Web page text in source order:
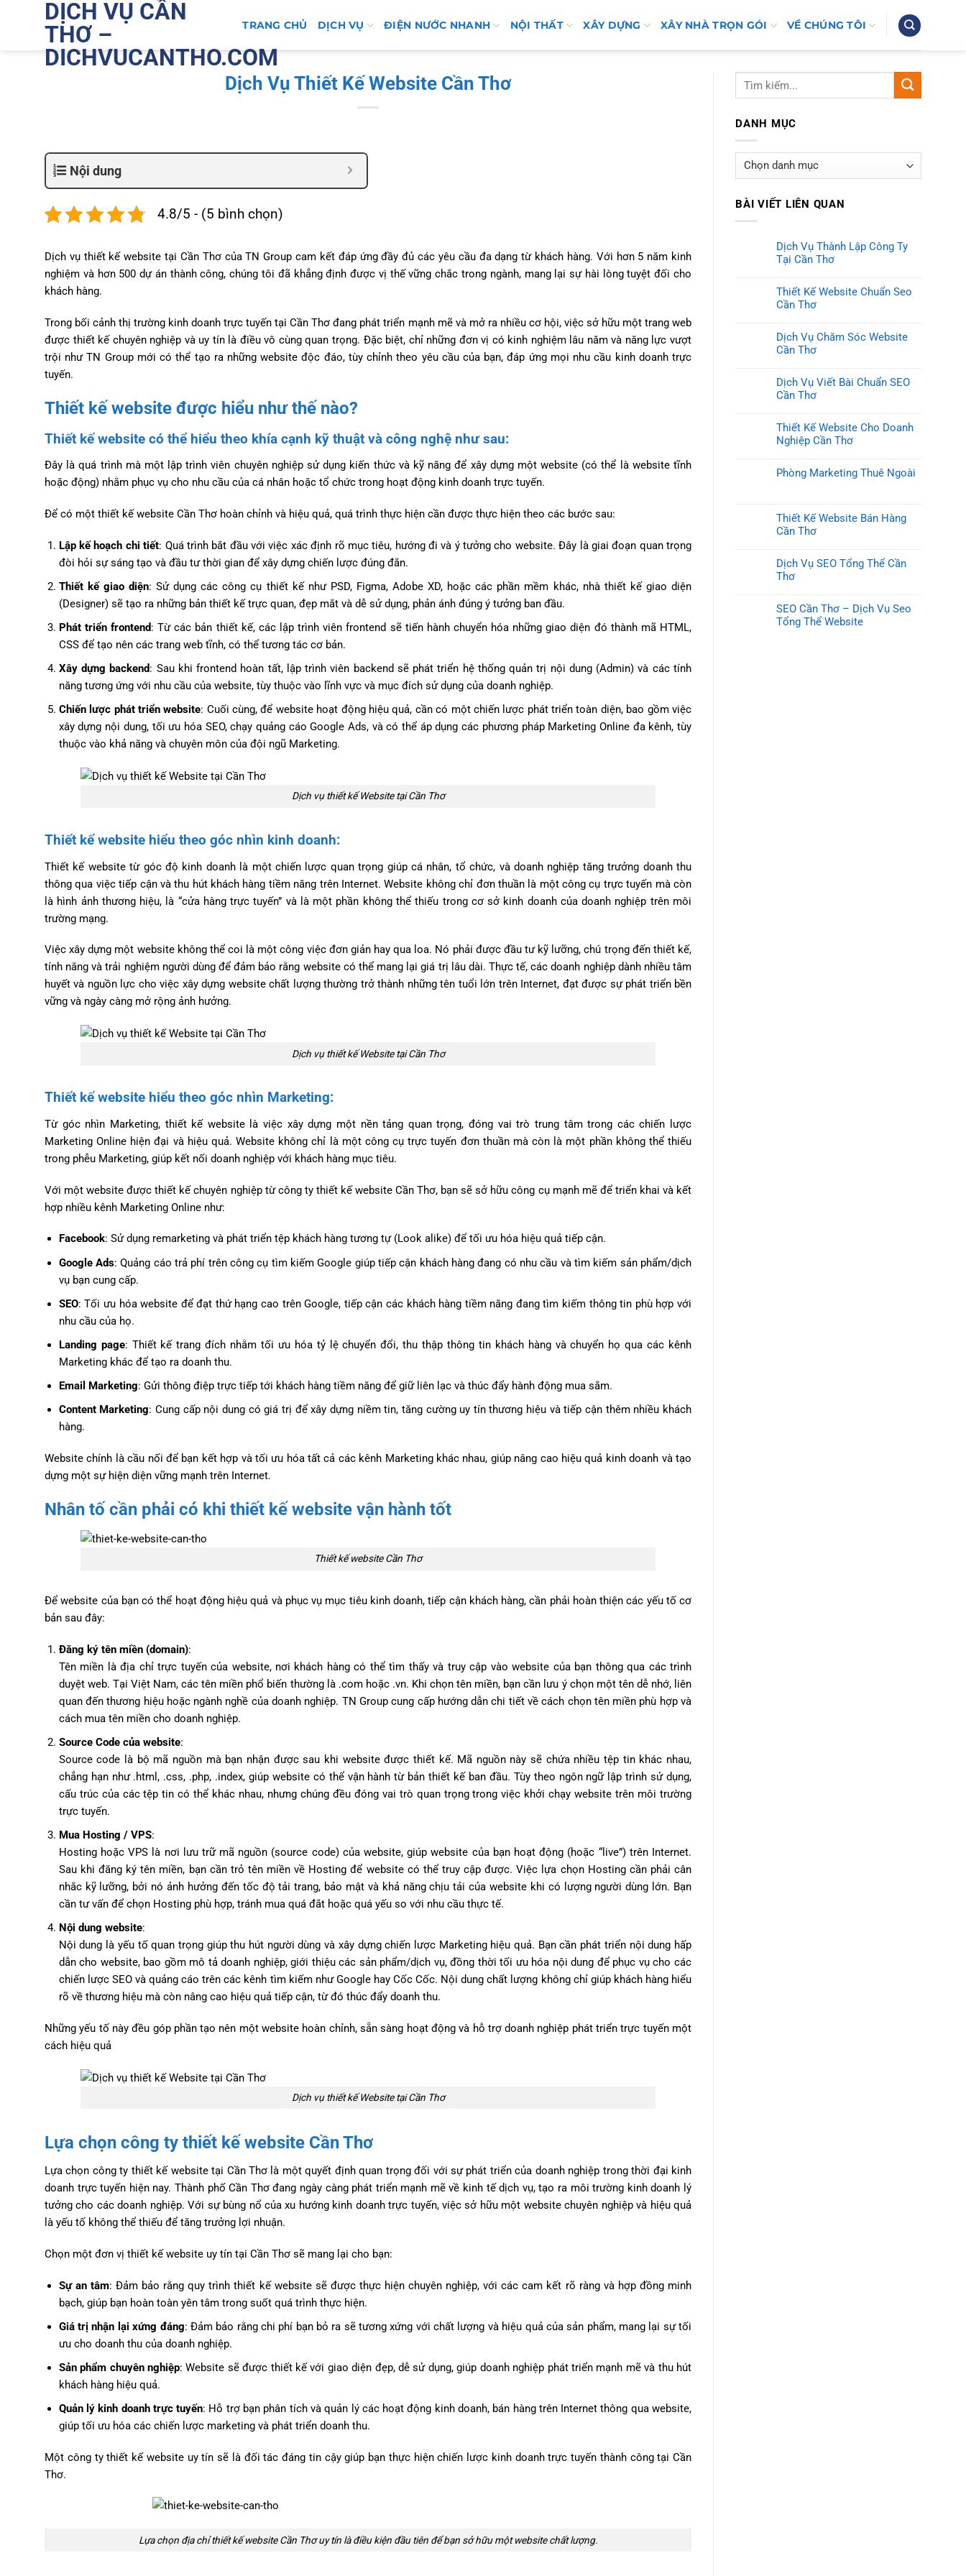
DỊCH VỤ CẦN
THƠ –
DICHVUCANTHO.COM
TRANG CHỦ DỊCH VỤ ĐIỆN NƯỚC NHANH NỘI THẤT XÂY DỰNG XÂY NHÀ TRỌN GÓI VỀ CHÚNG TÔI
Dịch Vụ Thiết Kế Website Cần Thơ
Nội dung
4.8/5 - (5 bình chọn)
Dịch vụ thiết kế website tại Cần Thơ của TN Group cam kết đáp ứng đầy đủ các yêu cầu đa dạng từ khách hàng. Với hơn 5 năm kinh
nghiệm và hơn 500 dự án thành công, chúng tôi đã khẳng định được vị thế vững chắc trong ngành, mang lại sự hài lòng tuyệt đối cho
khách hàng.
Trong bối cảnh thị trường kinh doanh trực tuyến tại Cần Thơ đang phát triển mạnh mẽ và mở ra nhiều cơ hội, việc sở hữu một trang web
được thiết kế chuyên nghiệp và uy tín là điều vô cùng quan trọng. Đặc biệt, chỉ những đơn vị có kinh nghiệm lâu năm và năng lực vượt
trội như TN Group mới có thể tạo ra những website độc đáo, tùy chỉnh theo yêu cầu của bạn, đáp ứng mọi nhu cầu kinh doanh trực
tuyến.
Thiết kế website được hiểu như thế nào?
Thiết kế website có thể hiểu theo khía cạnh kỹ thuật và công nghệ như sau:
Đây là quá trình mà một lập trình viên chuyên nghiệp sử dụng kiến thức và kỹ năng để xây dựng một website (có thể là website tĩnh
hoặc động) nhằm phục vụ cho nhu cầu của cá nhân hoặc tổ chức trong hoạt động kinh doanh trực tuyến.
Để có một thiết kế website Cần Thơ hoàn chỉnh và hiệu quả, quá trình thực hiện cần được thực hiện theo các bước sau:
Lập kế hoạch chi tiết: Quá trình bắt đầu với việc xác định rõ mục tiêu, hướng đi và ý tưởng cho website. Đây là giai đoạn quan trọng
đòi hỏi sự sáng tạo và đầu tư thời gian để xây dựng chiến lược đúng đắn.
Thiết kế giao diện: Sử dụng các công cụ thiết kế như PSD, Figma, Adobe XD, hoặc các phần mềm khác, nhà thiết kế giao diện
(Designer) sẽ tạo ra những bản thiết kế trực quan, đẹp mắt và dễ sử dụng, phản ánh đúng ý tưởng ban đầu.
Phát triển frontend: Từ các bản thiết kế, các lập trình viên frontend sẽ tiến hành chuyển hóa những giao diện đó thành mã HTML,
CSS để tạo nên các trang web tĩnh, có thể tương tác cơ bản.
Xây dựng backend: Sau khi frontend hoàn tất, lập trình viên backend sẽ phát triển hệ thống quản trị nội dung (Admin) và các tính
năng tương ứng với nhu cầu của website, tùy thuộc vào lĩnh vực và mục đích sử dụng của doanh nghiệp.
Chiến lược phát triển website: Cuối cùng, để website hoạt động hiệu quả, cần có một chiến lược phát triển toàn diện, bao gồm việc
xây dựng nội dung, tối ưu hóa SEO, chạy quảng cáo Google Ads, và có thể áp dụng các phương pháp Marketing Online đa kênh, tùy
thuộc vào khả năng và chuyên môn của đội ngũ Marketing.
Dịch vụ thiết kế Website tại Cần Thơ
Thiết kế website hiểu theo góc nhìn kinh doanh:
Thiết kế website từ góc độ kinh doanh là một chiến lược quan trọng giúp cá nhân, tổ chức, và doanh nghiệp tăng trưởng doanh thu
thông qua việc tiếp cận và thu hút khách hàng tiềm năng trên Internet. Website không chỉ đơn thuần là một công cụ trực tuyến mà còn
là hình ảnh thương hiệu, là “cửa hàng trực tuyến” và là một phần không thể thiếu trong cơ sở kinh doanh của doanh nghiệp trên môi
trường mạng.
Việc xây dựng một website không thể coi là một công việc đơn giản hay qua loa. Nó phải được đầu tư kỹ lưỡng, chú trọng đến thiết kế,
tính năng và trải nghiệm người dùng để đảm bảo rằng website có thể mang lại giá trị lâu dài. Thực tế, các doanh nghiệp dành nhiều tâm
huyết và nguồn lực cho việc xây dựng website chất lượng thường trở thành những tên tuổi lớn trên Internet, đạt được sự phát triển bền
vững và ngày càng mở rộng ảnh hưởng.
Dịch vụ thiết kế Website tại Cần Thơ
Thiết kế website hiểu theo góc nhìn Marketing:
Từ góc nhìn Marketing, thiết kế website là việc xây dựng một nền tảng quan trọng, đóng vai trò trung tâm trong các chiến lược
Marketing Online hiện đại và hiệu quả. Website không chỉ là một công cụ trực tuyến đơn thuần mà còn là một phần không thể thiếu
trong phễu Marketing, giúp kết nối doanh nghiệp với khách hàng mục tiêu.
Với một website được thiết kế chuyên nghiệp từ công ty thiết kế website Cần Thơ, bạn sẽ sở hữu công cụ mạnh mẽ để triển khai và kết
hợp nhiều kênh Marketing Online như:
Facebook: Sử dụng remarketing và phát triển tệp khách hàng tương tự (Look alike) để tối ưu hóa hiệu quả tiếp cận.
Google Ads: Quảng cáo trả phí trên công cụ tìm kiếm Google giúp tiếp cận khách hàng đang có nhu cầu và tìm kiếm sản phẩm/dịch
vụ bạn cung cấp.
SEO: Tối ưu hóa website để đạt thứ hạng cao trên Google, tiếp cận các khách hàng tiềm năng đang tìm kiếm thông tin phù hợp với
nhu cầu của họ.
Landing page: Thiết kế trang đích nhằm tối ưu hóa tỷ lệ chuyển đổi, thu thập thông tin khách hàng và chuyển họ qua các kênh
Marketing khác để tạo ra doanh thu.
Email Marketing: Gửi thông điệp trực tiếp tới khách hàng tiềm năng để giữ liên lạc và thúc đẩy hành động mua sắm.
Content Marketing: Cung cấp nội dung có giá trị để xây dựng niềm tin, tăng cường uy tín thương hiệu và tiếp cận thêm nhiều khách
hàng.
Website chính là cầu nối để bạn kết hợp và tối ưu hóa tất cả các kênh Marketing khác nhau, giúp nâng cao hiệu quả kinh doanh và tạo
dựng một sự hiện diện vững mạnh trên Internet.
Nhân tố cần phải có khi thiết kế website vận hành tốt
Thiết kế website Cần Thơ
Để website của bạn có thể hoạt động hiệu quả và phục vụ mục tiêu kinh doanh, tiếp cận khách hàng, cần phải hoàn thiện các yếu tố cơ
bản sau đây:
Đăng ký tên miền (domain):
Tên miền là địa chỉ trực tuyến của website, nơi khách hàng có thể tìm thấy và truy cập vào website của bạn thông qua các trình
duyệt web. Tại Việt Nam, các tên miền phổ biến thường là .com hoặc .vn. Khi chọn tên miền, bạn cần lưu ý chọn một tên dễ nhớ, liên
quan đến thương hiệu hoặc ngành nghề của doanh nghiệp. TN Group cung cấp hướng dẫn chi tiết về cách chọn tên miền phù hợp và
cách mua tên miền cho doanh nghiệp.
Source Code của website:
Source code là bộ mã nguồn mà bạn nhận được sau khi website được thiết kế. Mã nguồn này sẽ chứa nhiều tệp tin khác nhau,
chẳng hạn như .html, .css, .php, .index, giúp website có thể vận hành từ bản thiết kế ban đầu. Tùy theo ngôn ngữ lập trình sử dụng,
cấu trúc của các tệp tin có thể khác nhau, nhưng chúng đều đóng vai trò quan trọng trong việc khởi chạy website trên môi trường
trực tuyến.
Mua Hosting / VPS:
Hosting hoặc VPS là nơi lưu trữ mã nguồn (source code) của website, giúp website của bạn hoạt động (hoặc “live”) trên Internet.
Sau khi đăng ký tên miền, bạn cần trỏ tên miền về Hosting để website có thể truy cập được. Việc lựa chọn Hosting cần phải cân
nhắc kỹ lưỡng, bởi nó ảnh hưởng đến tốc độ tải trang, bảo mật và khả năng chịu tải của website khi có lượng người dùng lớn. Bạn
cần tư vấn để chọn Hosting phù hợp, tránh mua quá đắt hoặc quá yếu so với nhu cầu thực tế.
Nội dung website:
Nội dung là yếu tố quan trọng giúp thu hút người dùng và xây dựng chiến lược Marketing hiệu quả. Bạn cần phát triển nội dung hấp
dẫn cho website, bao gồm mô tả doanh nghiệp, giới thiệu các sản phẩm/dịch vụ, đồng thời tối ưu hóa nội dung để phục vụ cho các
chiến lược SEO và quảng cáo trên các kênh tìm kiếm như Google hay Cốc Cốc. Nội dung chất lượng không chỉ giúp khách hàng hiểu
rõ về thương hiệu mà còn nâng cao hiệu quả tiếp cận, từ đó thúc đẩy doanh thu.
Những yếu tố này đều góp phần tạo nên một website hoàn chỉnh, sẵn sàng hoạt động và hỗ trợ doanh nghiệp phát triển trực tuyến một
cách hiệu quả
Dịch vụ thiết kế Website tại Cần Thơ
Lựa chọn công ty thiết kế website Cần Thơ
Lựa chọn công ty thiết kế website tại Cần Thơ là một quyết định quan trọng đối với sự phát triển của doanh nghiệp trong thời đại kinh
doanh trực tuyến hiện nay. Thành phố Cần Thơ đang ngày càng phát triển mạnh mẽ về kinh tế dịch vụ, tạo ra môi trường kinh doanh lý
tưởng cho các doanh nghiệp. Với sự bùng nổ của xu hướng kinh doanh trực tuyến, việc sở hữu một website chuyên nghiệp và hiệu quả
là yếu tố không thể thiếu để tăng trưởng lợi nhuận.
Chọn một đơn vị thiết kế website uy tín tại Cần Thơ sẽ mang lại cho bạn:
Sự an tâm: Đảm bảo rằng quy trình thiết kế website sẽ được thực hiện chuyên nghiệp, với các cam kết rõ ràng và hợp đồng minh
bạch, giúp bạn hoàn toàn yên tâm trong suốt quá trình thực hiện.
Giá trị nhận lại xứng đáng: Đảm bảo rằng chi phí bạn bỏ ra sẽ tương xứng với chất lượng và hiệu quả của sản phẩm, mang lại sự tối
ưu cho doanh thu của doanh nghiệp.
Sản phẩm chuyên nghiệp: Website sẽ được thiết kế với giao diện đẹp, dễ sử dụng, giúp doanh nghiệp phát triển mạnh mẽ và thu hút
khách hàng hiệu quả.
Quản lý kinh doanh trực tuyến: Hỗ trợ bạn phân tích và quản lý các hoạt động kinh doanh, bán hàng trên Internet thông qua website,
giúp tối ưu hóa các chiến lược marketing và phát triển doanh thu.
Một công ty thiết kế website uy tín sẽ là đối tác đáng tin cậy giúp bạn thực hiện chiến lược kinh doanh trực tuyến thành công tại Cần
Thơ.
Lựa chọn địa chỉ thiết kế website Cần Thơ uy tín là điều kiện đầu tiên để bạn sở hữu một website chất lượng.
DANH MỤC
Danh
BÀI VIẾT LIÊN QUAN
Dịch Vụ Thành Lập Công Ty
Tại Cần Thơ
Thiết Kế Website Chuẩn Seo
Cần Thơ
Dịch Vụ Chăm Sóc Website
Cần Thơ
Dịch Vụ Viết Bài Chuẩn SEO
Cần Thơ
Thiết Kế Website Cho Doanh
Nghiệp Cần Thơ
Phòng Marketing Thuê Ngoài
Thiết Kế Website Bán Hàng
Cần Thơ
Dịch Vụ SEO Tổng Thể Cần
Thơ
SEO Cần Thơ – Dịch Vụ Seo
Tổng Thể Website